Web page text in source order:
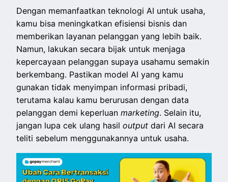
Dengan memanfaatkan teknologi AI untuk usaha,
kamu bisa meningkatkan efisiensi bisnis dan
memberikan layanan pelanggan yang lebih baik.
Namun, lakukan secara bijak untuk menjaga
kepercayaan pelanggan supaya usahamu semakin
berkembang. Pastikan model AI yang kamu
gunakan tidak menyimpan informasi pribadi,
terutama kalau kamu berurusan dengan data
pelanggan demi keperluanmarketing. Selain itu,
jangan lupa cek ulang hasiloutputdari AI secara
teliti sebelum menggunakannya untuk usaha.